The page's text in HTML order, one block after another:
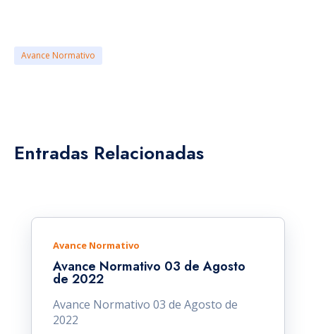
Avance Normativo
Entradas Relacionadas
Avance Normativo
Avance Normativo 03 de Agosto
de 2022
Avance Normativo 03 de Agosto de
2022